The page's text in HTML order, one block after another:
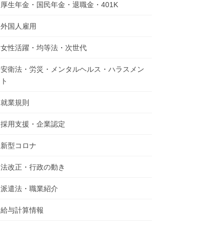
厚生年金・国民年金・退職金・401K
外国人雇用
女性活躍・均等法・次世代
安衛法・労災・メンタルヘルス・ハラスメン
ト
就業規則
採用支援・企業認定
新型コロナ
法改正・行政の動き
派遣法・職業紹介
給与計算情報